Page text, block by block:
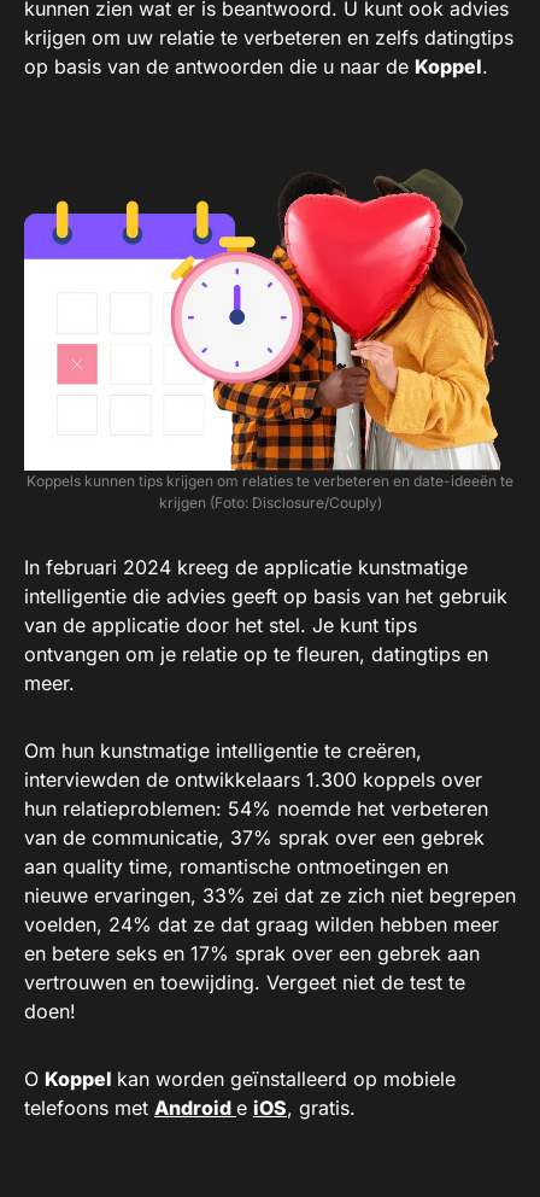
kunnen zien wat er is beantwoord. U kunt ook advies
krijgen om uw relatie te verbeteren en zelfs datingtips
op basis van de antwoorden die u naar de Koppel.
Koppels kunnen tips krijgen om relaties te verbeteren en date-ideeën te
krijgen (Foto: Disclosure/Couply)
In februari 2024 kreeg de applicatie kunstmatige
intelligentie die advies geeft op basis van het gebruik
van de applicatie door het stel. Je kunt tips
ontvangen om je relatie op te fleuren, datingtips en
meer.
Om hun kunstmatige intelligentie te creëren,
interviewden de ontwikkelaars 1.300 koppels over
hun relatieproblemen: 54% noemde het verbeteren
van de communicatie, 37% sprak over een gebrek
aan quality time, romantische ontmoetingen en
nieuwe ervaringen, 33% zei dat ze zich niet begrepen
voelden, 24% dat ze dat graag wilden hebben meer
en betere seks en 17% sprak over een gebrek aan
vertrouwen en toewijding. Vergeet niet de test te
doen!
O Koppel kan worden geïnstalleerd op mobiele
telefoons met Android e iOS, gratis.